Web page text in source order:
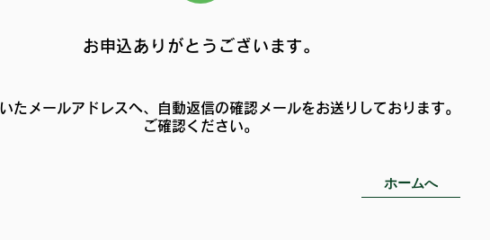
お申込ありがとうございます。
たメールアドレスへ、自動返信の確認メールをお送りしております。
​ご確認ください。
ホームへ